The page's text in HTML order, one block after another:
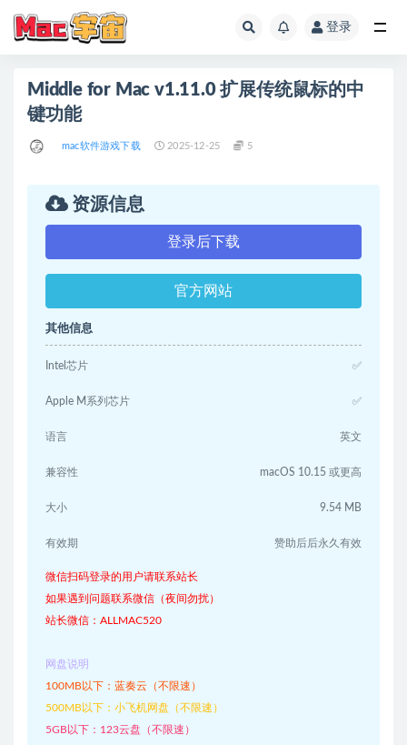
登录
Middle for Mac v1.11.0 扩展传统鼠标的中
键功能
mac软件游戏下载 2025-12-25 5
资源信息
登录后下载
官方网站
其他信息
Intel芯片 ✅
Apple M系列芯片 ✅
语言 英文
兼容性 macOS 10.15 或更高
大小 9.54 MB
有效期 赞助后后永久有效
微信扫码登录的用户请联系站长
如果遇到问题联系微信（夜间勿扰）
站长微信：ALLMAC520
网盘说明
100MB以下：蓝奏云（不限速）
500MB以下：小飞机网盘（不限速）
5GB以下：123云盘（不限速）